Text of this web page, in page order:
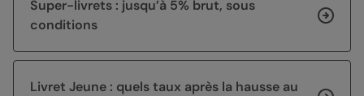
Super-livrets : jusqu’à 5% brut, sous
conditions
Livret Jeune : quels taux après la hausse au